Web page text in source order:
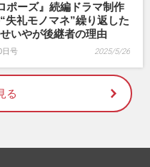
ポーズ』続編ドラマ制作
失礼モノマネ”繰り返した
いやが後継者の理由
日号 2025/5/26
る